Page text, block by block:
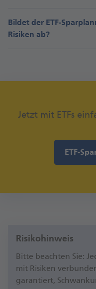
Bildet der ETF-
Risiken ab?
Jetzt mit ETFs
ETF-
Risikohinweis
Bitte beachten Sie:
mit Risiken
garantiert,